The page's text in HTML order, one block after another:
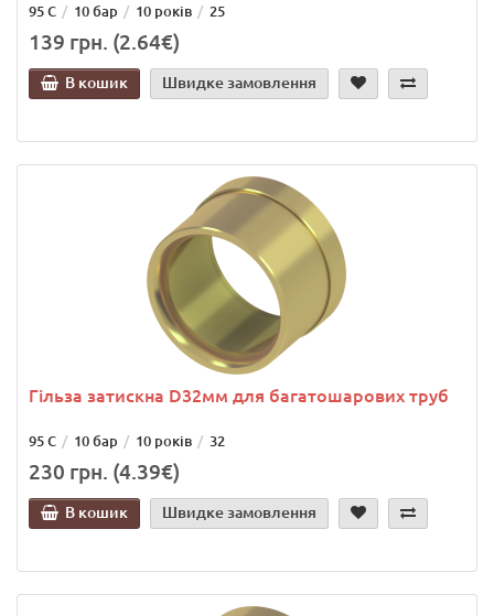
95 С 10 бар 10 років 25
139 грн. (2.64€)
В кошик Швидке замовлення
Гільза затискна D32мм для багатошарових труб
95 С 10 бар 10 років 32
230 грн. (4.39€)
В кошик Швидке замовлення